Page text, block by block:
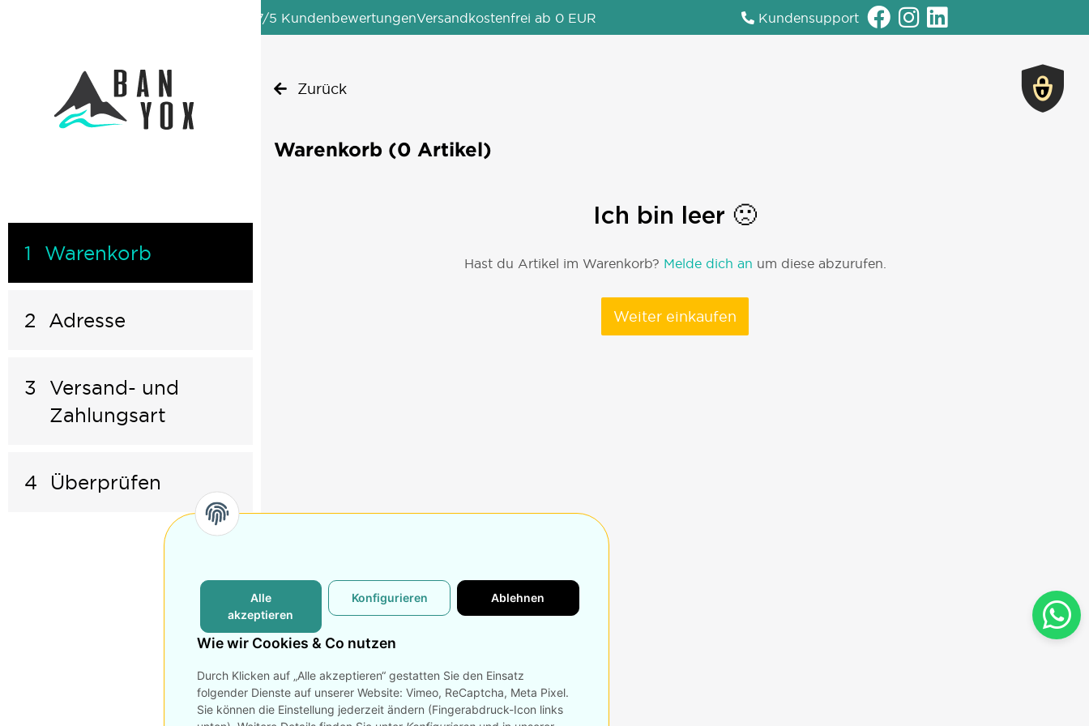
4,7/5 KundenbewertungenVersandkostenfrei ab 0 EUR Kundensupport
1 Warenkorb
2 Adresse
3
Versand- und
Zahlungsart
4 Überprüfen
Zurück
Warenkorb (0 Artikel)
Ich bin leer 🙁
Hast du Artikel im Warenkorb? Melde dich an um diese abzurufen.
Weiter einkaufen
Alle
akzeptieren
Konfigurieren Ablehnen
Wie wir Cookies & Co nutzen
Durch Klicken auf „Alle akzeptieren“ gestatten Sie den Einsatz
folgender Dienste auf unserer Website: Vimeo, ReCaptcha, Meta Pixel.
Sie können die Einstellung jederzeit ändern (Fingerabdruck-Icon links